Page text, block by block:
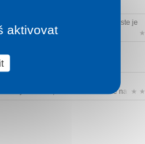
- Arboretum Szeleste je
přírodní památkou Maď...
★
hranic, ve kterém můžeme naj...★ ★
aktivovat